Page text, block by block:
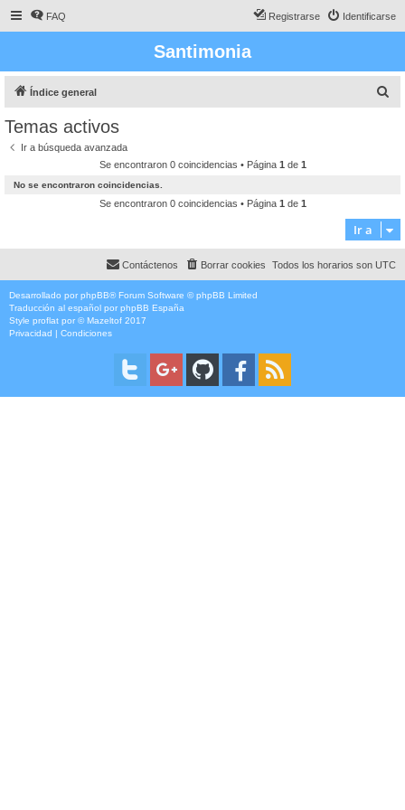
FAQ Identificarse
Registrarse
Santimonia
Índice general
Temas activos
Ir a búsqueda avanzada
Se encontraron 0 coincidencias • Página 1 de 1
No se encontraron coincidencias.
Se encontraron 0 coincidencias • Página 1 de 1
Ir a
Todos los horarios son UTC
Borrar cookies
Contáctenos
Desarrollado por phpBB® Forum Software © phpBB Limited
Traducción al español por phpBB España
Style proflat por ©Mazeltof 2017
Privacidad | Condiciones